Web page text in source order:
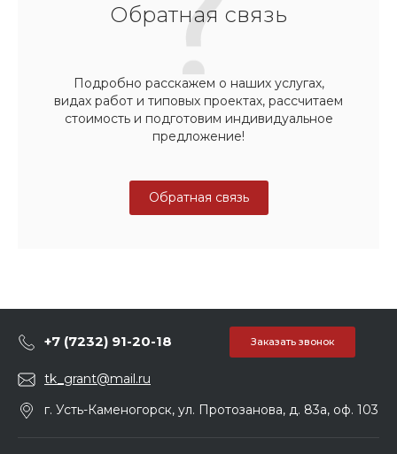
Обратная связь
Подробно расскажем о наших услугах,
видах работ и типовых проектах, рассчитаем
стоимость и подготовим индивидуальное
предложение!
Обратная связь
+7 (7232) 91-20-18 Заказать звонок
tk_grant@mail.ru
г. Усть-Каменогорск, ул. Протозанова, д. 83а, оф. 103